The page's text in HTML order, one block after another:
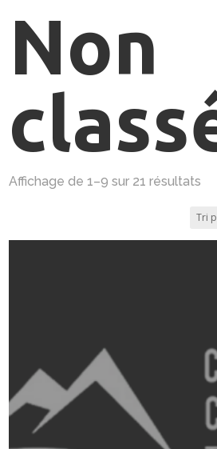
Non
Affichage de 1–9 sur 21 résultats